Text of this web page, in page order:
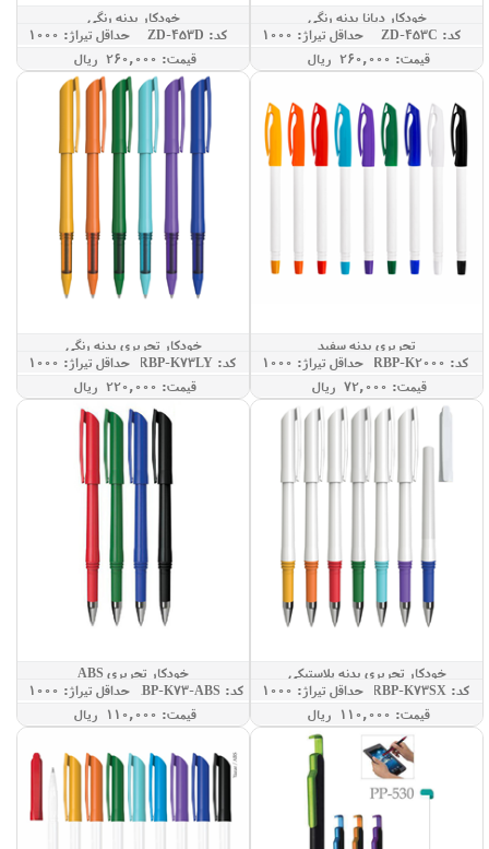
خودکار دیانا بدنه رنگی
کد: ZD-453C
حداقل تيراژ: 1000
قيمت: 260,000 ريال
خودکار بدنه رنگی
کد: ZD-453D
حداقل تيراژ: 1000
قيمت: 260,000 ريال
تحریری بدنه سفید
کد: RBP-K2000
حداقل تيراژ: 1000
قيمت: 72,000 ريال
خودکار تحریری بدنه رنگی
کد: RBP-K73LY
حداقل تيراژ: 1000
قيمت: 220,000 ريال
خودکار تحریری بدنه پلاستیکی
کد: RBP-K73SX
حداقل تيراژ: 1000
قيمت: 110,000 ريال
خودکار تحریری ABS
کد: RBP-K73-ABS
حداقل تيراژ: 1000
قيمت: 110,000 ريال